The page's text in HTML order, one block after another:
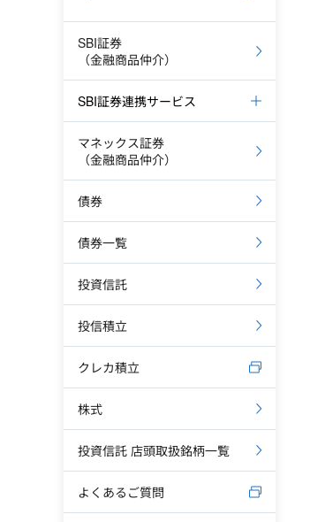
SBI証券
（金融商品仲介）
SBI証券連携サービス
マネックス証券
（金融商品仲介）
債券
債券一覧
投資信託
投信積立
クレカ積立
株式
投資信託 店頭取扱銘柄一覧
よくあるご質問